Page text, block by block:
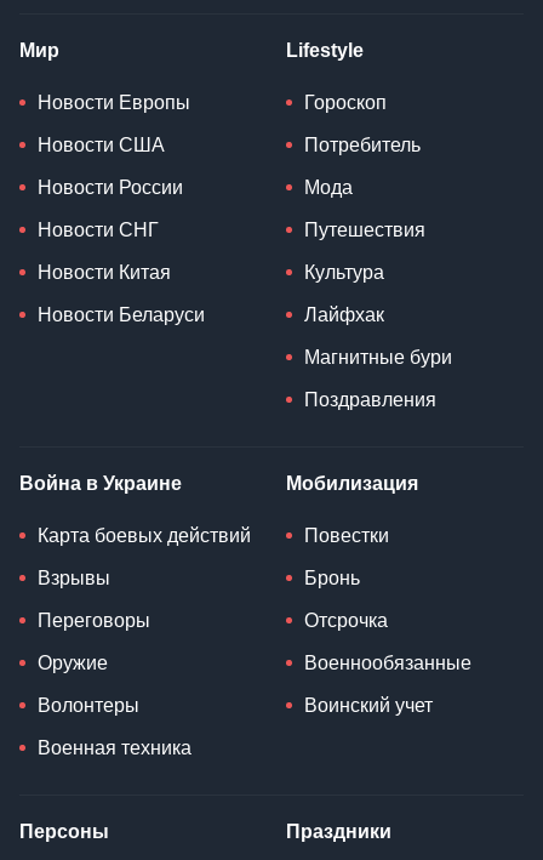
Мир
Новости Европы
Новости США
Новости России
Новости СНГ
Новости Китая
Новости Беларуси
Lifestyle
Гороскоп
Потребитель
Мода
Путешествия
Культура
Лайфхак
Магнитные бури
Поздравления
Война в Украине
Карта боевых действий
Взрывы
Переговоры
Оружие
Волонтеры
Военная техника
Мобилизация
Повестки
Бронь
Отсрочка
Военнообязанные
Воинский учет
Персоны Праздники